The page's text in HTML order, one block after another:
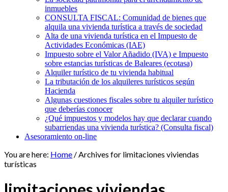
inmuebles
CONSULTA FISCAL: Comunidad de bienes que
alquila una vivienda turística a través de sociedad
Alta de una vivienda turística en el Impuesto de
Actividades Económicas (IAE)
Impuesto sobre el Valor Añadido (IVA) e Impuesto
sobre estancias turísticas de Baleares (ecotasa)
Alquiler turístico de tu vivienda habitual
La tributación de los alquileres turísticos según
Hacienda
Algunas cuestiones fiscales sobre tu alquiler turístico
que deberías conocer
¿Qué impuestos y modelos hay que declarar cuando
subarriendas una vivienda turística? (Consulta fiscal)
Asesoramiento on-line
You are here: Home /Archives for limitaciones viviendas
turísticas